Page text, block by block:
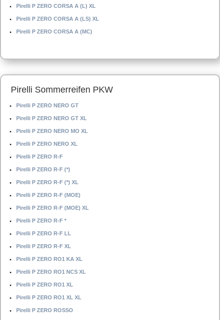
Pirelli P ZERO CORSA A (L) XL
Pirelli P ZERO CORSA A (LS) XL
Pirelli P ZERO CORSA A (MC)
Pirelli Sommerreifen PKW
Pirelli P ZERO NERO GT
Pirelli P ZERO NERO GT XL
Pirelli P ZERO NERO MO XL
Pirelli P ZERO NERO XL
Pirelli P ZERO R-F
Pirelli P ZERO R-F (*)
Pirelli P ZERO R-F (*) XL
Pirelli P ZERO R-F (MOE)
Pirelli P ZERO R-F (MOE) XL
Pirelli P ZERO R-F *
Pirelli P ZERO R-F LL
Pirelli P ZERO R-F XL
Pirelli P ZERO RO1 KA XL
Pirelli P ZERO RO1 NCS XL
Pirelli P ZERO RO1 XL
Pirelli P ZERO RO1 XL XL
Pirelli P ZERO ROSSO